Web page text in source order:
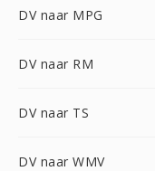
DV naar MPG
DV naar RM
DV naar TS
DV naar WMV